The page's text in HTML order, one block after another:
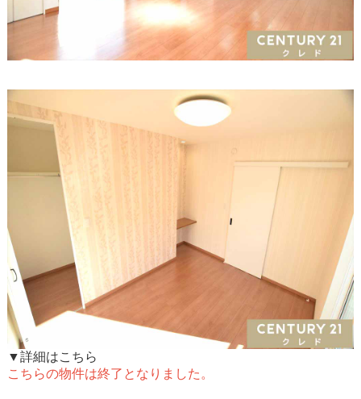
▼詳細はこちら
こちらの物件は終了となりました。